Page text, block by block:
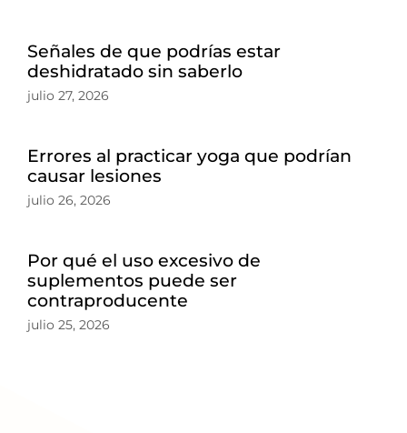
Señales de que podrías estar
deshidratado sin saberlo
julio 27, 2026
Errores al practicar yoga que podrían
causar lesiones
julio 26, 2026
Por qué el uso excesivo de
suplementos puede ser
contraproducente
julio 25, 2026